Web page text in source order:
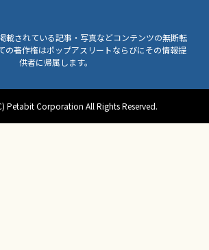
載されている記事・写真などコンテンツの無断転
の著作権はポップアスリートならびにその情報提
供者に帰属します。
Petabit Corporation All Rights Reserved.